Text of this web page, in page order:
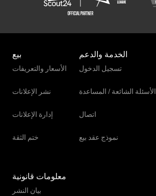
بيع
الأسعار والتعريفات
نشر الإعلانات
إدارة الإعلانات
ختم الثقة
الخدمة والدعم
تسجيل الدخول
الأسئلة الشائعة / المساعدة
اتصال
نموذج عقد بيع
معلومات قانونية
بيان النشر